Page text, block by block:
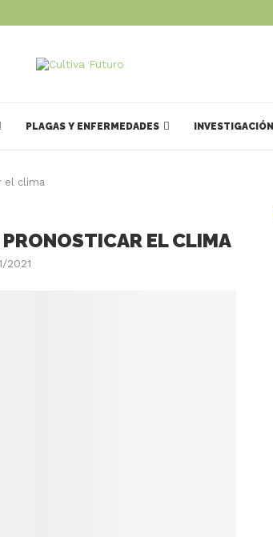
IMPULSAR...
PLAGAS Y ENFERMEDADES INVESTIGACIÓN
el clima
EL CLIMA
2021